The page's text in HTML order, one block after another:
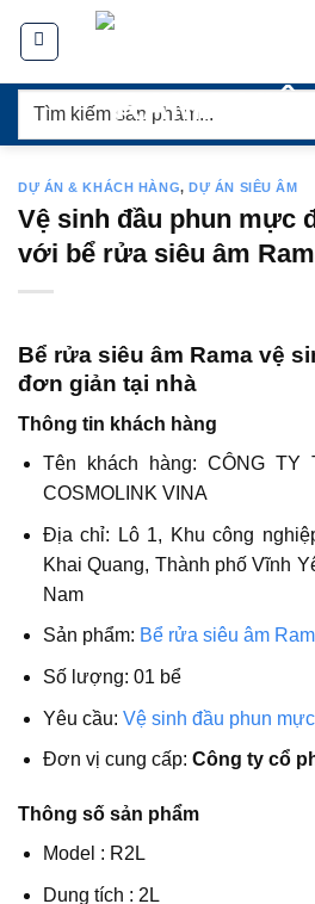
dung
Tìm
DỰ ÁN & KHÁCH HÀNG,DỰ ÁN SIÊU ÂM
Vệ sinh đầu phun mực
với bể rửa siêu âm
Bể rửa siêu âm Rama vệ
đơn giản tại nhà
Thông tin khách hàng
Tên khách hàng: CÔNG TY
COSMOLINK VINA
Địa chỉ: Lô 1, Khu công
Khai Quang, Thành phố Vĩnh
Nam
Sản phẩm: Bể rửa siêu âm
Số lượng: 01 bể
Yêu cầu: Vệ sinh đầu phun mực
Đơn vị cung cấp: Công ty cổ
Thông số sản phẩm
Model : R2L
Dung tích : 2L